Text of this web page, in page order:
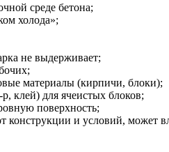
среде бетона;
холода»;
не выдерживает;
материалы (кирпичи, блоки);
клей) для ячеистых блоков;
поверхность;
конструкции и условий, может